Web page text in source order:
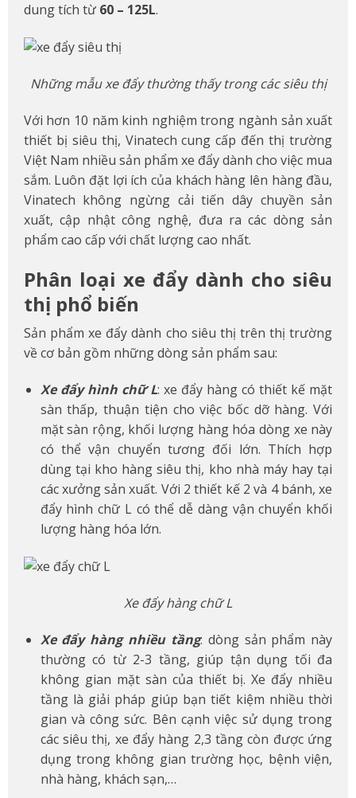
dung tích từ 60 – 125L.
Những mẫu xe đẩy thường thấy trong các siêu thị
Với hơn 10 năm kinh nghiệm trong ngành sản xuất
thiết bị siêu thị, Vinatech cung cấp đến thị trường
Việt Nam nhiều sản phẩm xe đẩy dành cho việc mua
sắm. Luôn đặt lợi ích của khách hàng lên hàng đầu,
Vinatech không ngừng cải tiến dây chuyền sản
xuất, cập nhật công nghệ, đưa ra các dòng sản
phẩm cao cấp với chất lượng cao nhất.
Phân loại xe đẩy dành cho siêu
thị phổ biến
Sản phẩm xe đẩy dành cho siêu thị trên thị trường
về cơ bản gồm những dòng sản phẩm sau:
Xe đẩy hình chữ L: xe đẩy hàng có thiết kế mặt
sàn thấp, thuận tiện cho việc bốc dỡ hàng. Với
mặt sàn rộng, khối lượng hàng hóa dòng xe này
có thể vận chuyển tương đối lớn. Thích hợp
dùng tại kho hàng siêu thị, kho nhà máy hay tại
các xưởng sản xuất. Với 2 thiết kế 2 và 4 bánh, xe
đẩy hình chữ L có thể dễ dàng vận chuyển khối
lượng hàng hóa lớn.
Xe đẩy hàng chữ L
Xe đẩy hàng nhiều tầng: dòng sản phẩm này
thường có từ 2-3 tầng, giúp tận dụng tối đa
không gian mặt sàn của thiết bị. Xe đẩy nhiều
tầng là giải pháp giúp bạn tiết kiệm nhiều thời
gian và công sức. Bên cạnh việc sử dụng trong
các siêu thị, xe đẩy hàng 2,3 tầng còn được ứng
dụng trong không gian trường học, bệnh viện,
nhà hàng, khách sạn,…